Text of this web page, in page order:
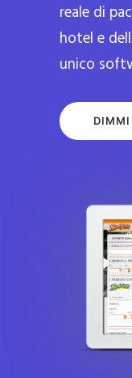
reale di
hotel e
unico
DIMMI